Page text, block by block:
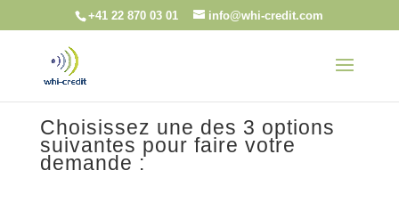
+41 22 870 03 01 info@whi-credit.com
Choisissez une des 3 options
suivantes pour faire votre
demande :